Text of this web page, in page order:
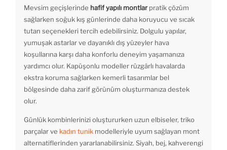
Mevsim geçişlerinde hafif yapılı montlarpratik çözüm
sağlarken soğuk kış günlerinde daha koruyucu ve sıcak
tutan seçenekleri tercih edebilirsiniz. Dolgulu yapılar,
yumuşak astarlar ve dayanıklı dış yüzeyler hava
koşullarına karşı daha konforlu deneyim yaşamanıza
yardımcı olur. Kapüşonlu modeller rüzgârlı havalarda
ekstra koruma sağlarken kemerli tasarımlar bel
bölgesinde daha zarif görünüm oluşturmanıza destek
olur.
Günlük kombinlerinizi oluştururken uzun elbiseler, triko
parçalar ve kadın tunik modelleriyle uyum sağlayan mont
alternatiflerinden yararlanabilirsiniz. Siyah, bej, kahverengi